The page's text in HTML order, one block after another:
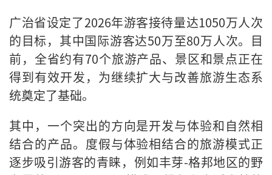
广治省设定了2026年游客接待量达1050万人次
的目标，其中国际游客达50万至80万人次。目
前，全省约有70个旅游产品、景区和景点正在
得到有效开发，为继续扩大与改善旅游生态系
统奠定了基础。
其中，一个突出的方向是开发与体验和自然相
结合的产品。度假与体验相结合的旅游模式正
逐步吸引游客的青睐，例如丰芽-格邦地区的野